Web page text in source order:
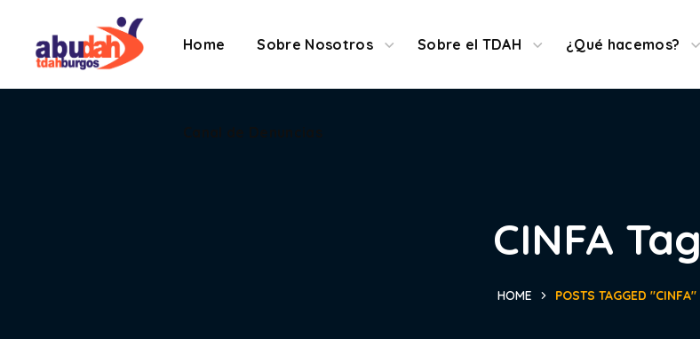
Home Sobre Nosotros Sobre el TDAH ¿Qué hacemos?
Contacto Canal de Denuncias
CINFA Tag
HOME POSTS TAGGED "CINFA"